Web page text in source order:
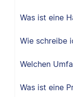
Was ist eine
Wie schreibe
Welchen
Was ist eine